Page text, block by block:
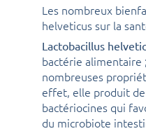
Les nombreux
helveticus sur la
Lactobacillus
bactérie alimentaire
nombreuses
effet, elle produit de
bactériocines qui
du microbiote